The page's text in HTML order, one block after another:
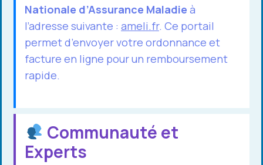
Nationale d’Assurance Maladie à
l’adresse suivante : ameli.fr. Ce portail
permet d’envoyer votre ordonnance et
facture en ligne pour un remboursement
rapide.
Communauté et
Experts